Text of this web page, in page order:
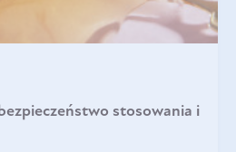
stosowania i